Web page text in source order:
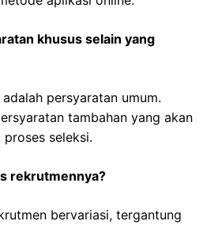
khusus selain yang
persyaratan umum.
tambahan yang akan
seleksi.
rekrutmennya?
bervariasi, tergantung